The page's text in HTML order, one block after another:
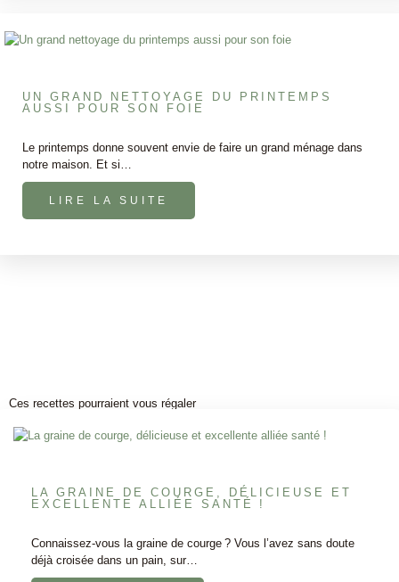
UN GRAND NETTOYAGE DU PRINTEMPS
AUSSI POUR SON FOIE
Le printemps donne souvent envie de faire un grand ménage dans
notre maison. Et si…
LIRE LA SUITE
Ces recettes pourraient vous régaler
LA GRAINE DE COURGE, DÉLICIEUSE ET
EXCELLENTE ALLIÉE SANTÉ !
Connaissez-vous la graine de courge ? Vous l’avez sans doute
déjà croisée dans un pain, sur…